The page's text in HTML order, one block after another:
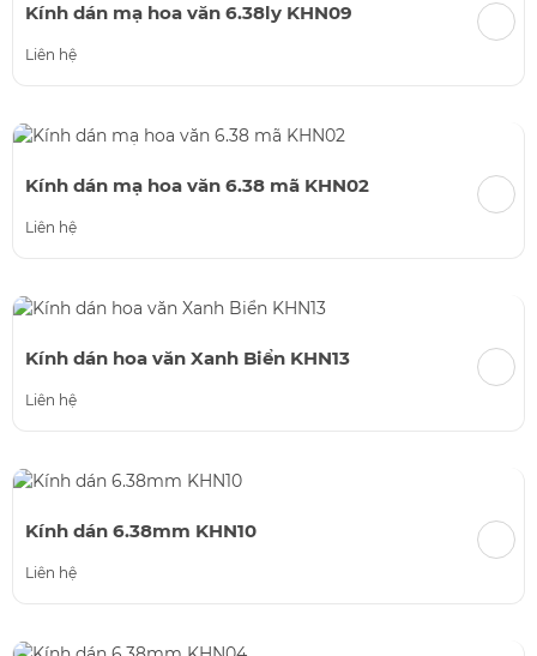
Kính dán mạ hoa văn 6.38ly KHN09
Liên hệ
Kính dán mạ hoa văn 6.38 mã KHN02
Liên hệ
Kính dán hoa văn Xanh Biển KHN13
Liên hệ
Kính dán 6.38mm KHN10
Liên hệ